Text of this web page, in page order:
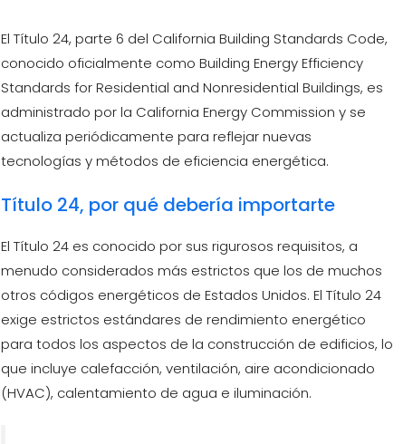
El Título 24, parte 6 del California Building Standards Code,
conocido oficialmente como Building Energy Efficiency
Standards for Residential and Nonresidential Buildings, es
administrado por la California Energy Commission y se
actualiza periódicamente para reflejar nuevas
tecnologías y métodos de eficiencia energética.
Título 24, por qué debería importarte
El Título 24 es conocido por sus rigurosos requisitos, a
menudo considerados más estrictos que los de muchos
otros códigos energéticos de Estados Unidos. El Título 24
exige estrictos estándares de rendimiento energético
para todos los aspectos de la construcción de edificios, lo
que incluye calefacción, ventilación, aire acondicionado
(HVAC), calentamiento de agua e iluminación.